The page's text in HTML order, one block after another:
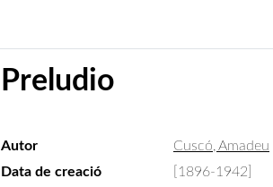
Preludio
Autor
Cuscó, Amadeu
Data de creació
[1896-1942]